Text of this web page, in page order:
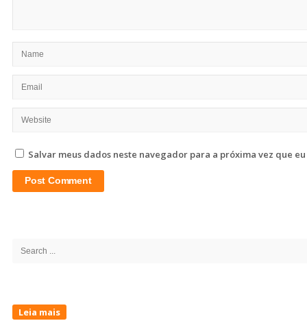
Salvar meus dados neste navegador para a próxima vez que
Search
Leia mais